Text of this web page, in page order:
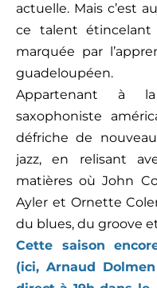
actuelle. Mais c’est
ce talent
marquée par
guadeloupéen.
Appartenant à
saxophoniste
défriche de
jazz, en relisant
matières où John
Ayler et Ornette
du blues, du groove
Cette saison
(ici, Arnaud